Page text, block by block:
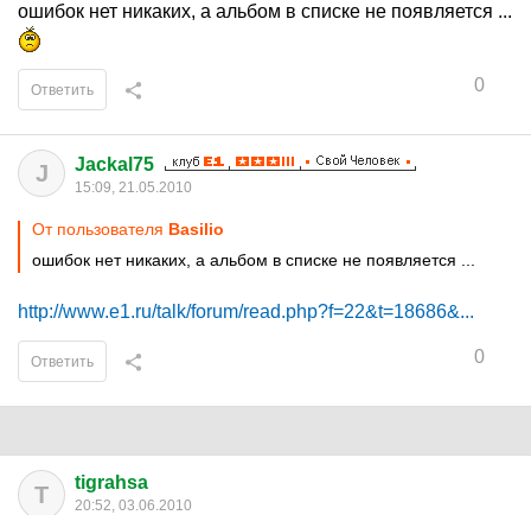
ошибок нет никаких, а альбом в списке не появляется ...
0
Ответить
J Jackal75
15:09, 21.05.2010
От пользователя Basilio
ошибок нет никаких, а альбом в списке не появляется ...
http://www.e1.ru/talk/forum/read.php?f=22&t=18686&...
0
Ответить
T tigrahsa
20:52, 03.06.2010